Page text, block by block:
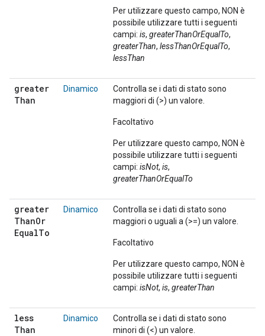
Per utilizzare questo campo, NON è
possibile utilizzare tutti i seguenti
campi: is, greaterThanOrEqualTo,
greaterThan, lessThanOrEqualTo,
lessThan
greater
Than
Dinamico
Controlla se i dati di stato sono
maggiori di (>) un valore.
Facoltativo
Per utilizzare questo campo, NON è
possibile utilizzare tutti i seguenti
campi: isNot, is,
greaterThanOrEqualTo
greater
ThanOr
EqualTo
Dinamico
Controlla se i dati di stato sono
maggiori o uguali a (>=) un valore.
Facoltativo
Per utilizzare questo campo, NON è
possibile utilizzare tutti i seguenti
campi: isNot, is, greaterThan
less
Than
Dinamico
Controlla se i dati di stato sono
minori di (<) un valore.